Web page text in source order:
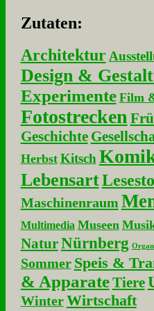
Zu­ta­ten:
Architektur
Design &
Experimente Film
Fotostrecken
Geschichte
Herbst Kitsch
Lebensart
Maschinenraum
Multimedia Museen
NaturNürnberg
Sommer Speis &
& Apparate Tiere
Winter Wirtschaft